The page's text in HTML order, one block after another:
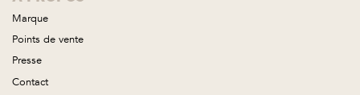
Marque
Points de vente
Presse
Contact